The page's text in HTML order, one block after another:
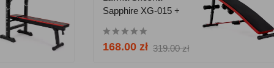
Sculpture BB
84.90 zł 119.90 zł
Sapphire XG-015 +
GRATIS!
168.00 zł 319.00 zł